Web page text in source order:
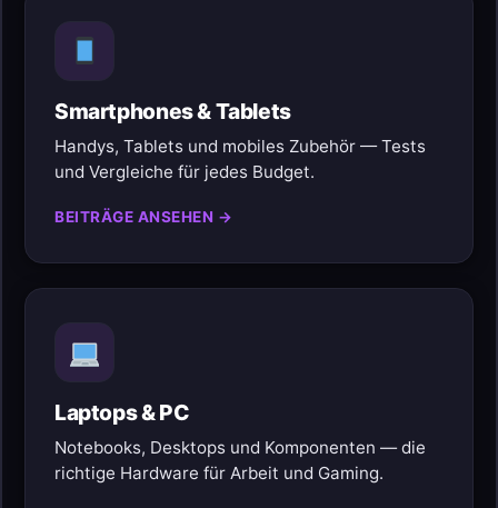
Smartphones & Tablets
Handys, Tablets und mobiles Zubehör — Tests
und Vergleiche für jedes Budget.
BEITRÄGE ANSEHEN →
Laptops & PC
Notebooks, Desktops und Komponenten — die
richtige Hardware für Arbeit und Gaming.